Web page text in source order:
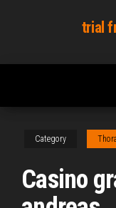
content
trial
Category
Casino